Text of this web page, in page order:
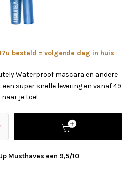
besteld = volgende dag in huis
Waterproof mascara en andere
super snelle levering en vanaf 49
je toe!
Musthaves een 9,5/10